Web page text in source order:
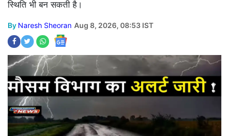
स्थिति भी बन सकती है।
By Naresh Sheoran Aug 8, 2026, 08:53 IST